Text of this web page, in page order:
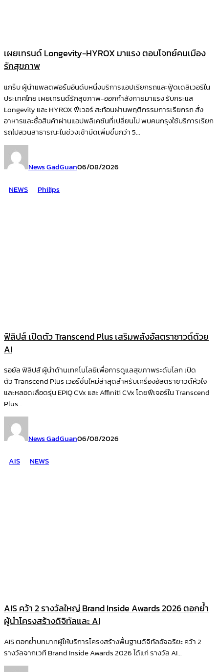
เผยเทรนด์ Longevity-HYROX มาแรง ตอบโจทย์คนเมือง
รักสุขภาพ
แกร็บ ผู้นำแพลตฟอร์มอันดับหนึ่งบริการแอปเรียกรถและฟู้ดเดลิเวอรีใน
ประเทศไทย เผยเทรนด์รักสุขภาพ-ออกกำลังกายมาแรง รับกระแส
Longevity และ HYROX ฟีเวอร์ สะท้อนผ่านพฤติกรรมการเรียกรถ สั่ง
อาหารและซื้อสินค้าผ่านแอปพลิเคชันที่เปลี่ยนไป พบคนกรุงใช้บริการเรียก
รถไปสวนสาธารณะในช่วงเช้ามืดเพิ่มขึ้นกว่า 5...
News GadGuan06/08/2026
NEWS
Philips
ฟิลิปส์ เปิดตัว Transcend Plus เสริมพลังอัลตราซาวด์ด้วย
AI
รอยัล ฟิลิปส์ ผู้นำด้านเทคโนโลยีเพื่อการดูแลสุขภาพระดับโลก เปิด
ตัว Transcend Plus เวอร์ชั่นใหม่ล่าสุดสำหรับเครื่องอัลตราซาวด์หัวใจ
และหลอดเลือดรุ่น EPIQ CVx และ Affiniti CVx โดยฟีเจอร์ใน Transcend
Plus...
News GadGuan06/08/2026
AIS
NEWS
AIS คว้า 2 รางวัลใหญ่ Brand Inside Awards 2026 ตอกย้ำ
ผู้นำโครงสร้างดิจิทัลและ AI
AIS ตอกย้ำบทบาทผู้ให้บริการโครงสร้างพื้นฐานดิจิทัลอัจฉริยะ คว้า 2
รางวัลจากเวที Brand Inside Awards 2026 ได้แก่ รางวัล AI...